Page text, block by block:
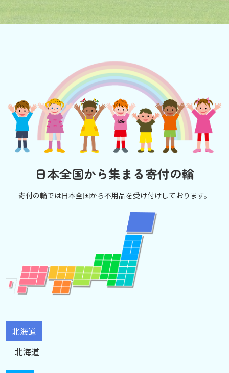
日本全国から集まる寄付の輪
寄付の輪では日本全国から不用品を受け付けしております。
北海道
北海道